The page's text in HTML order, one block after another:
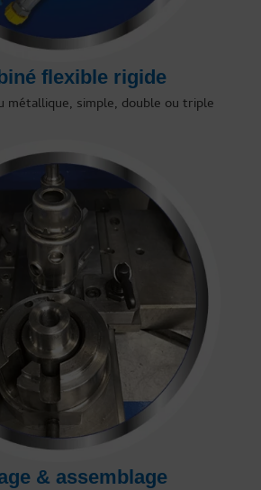
flexible rigide
métallique, simple, double ou triple
& assemblage